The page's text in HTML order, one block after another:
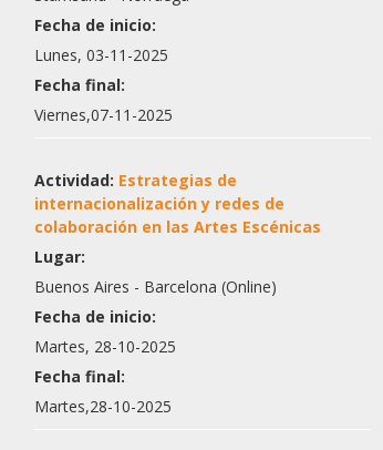
Fecha de inicio:
Lunes, 03-11-2025
Fecha final:
Viernes,07-11-2025
Actividad: Estrategias de
internacionalización y redes de
colaboración en las Artes Escénicas
Lugar:
Buenos Aires - Barcelona (Online)
Fecha de inicio:
Martes, 28-10-2025
Fecha final:
Martes,28-10-2025